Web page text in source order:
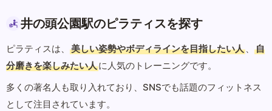
井の頭公園駅のピラティスを探す
ピラティスは、 美しい姿勢やボディラインを目指したい人 、
自
分磨きを楽しみたい人に人気のトレーニングです。
多くの著名人も取り入れており、SNSでも話題のフィットネス
として注目されています。